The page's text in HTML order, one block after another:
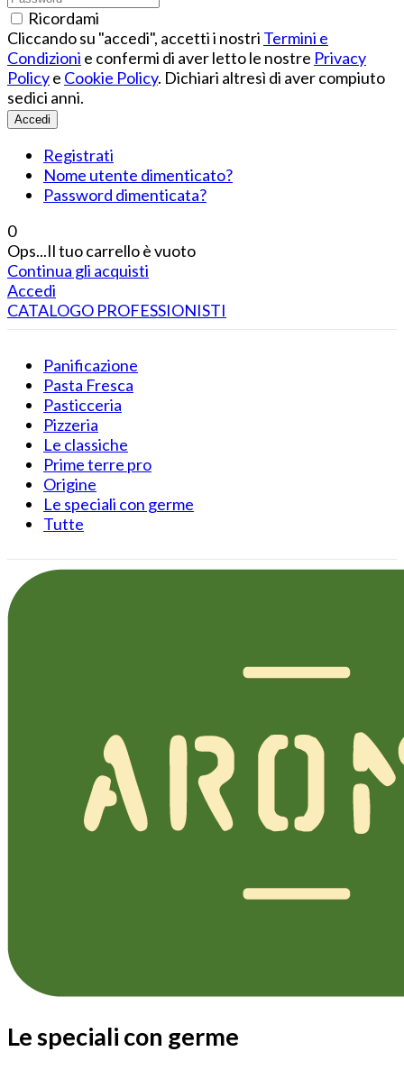
Ricordami
Cliccando su "accedi", accetti i nostri Termini e
Condizioni e confermi di aver letto le nostre Privacy
Policye Cookie Policy. Dichiari altresì di aver compiuto
sedici anni.
Accedi
Registrati
Nome utente dimenticato?
Password dimenticata?
0
Ops...Il tuo carrello è vuoto
Continua gli acquisti
Accedi
CATALOGO PROFESSIONISTI
Panificazione
Pasta Fresca
Pasticceria
Pizzeria
Le classiche
Prime terre pro
Origine
Le speciali con germe
Tutte
Le speciali con germe